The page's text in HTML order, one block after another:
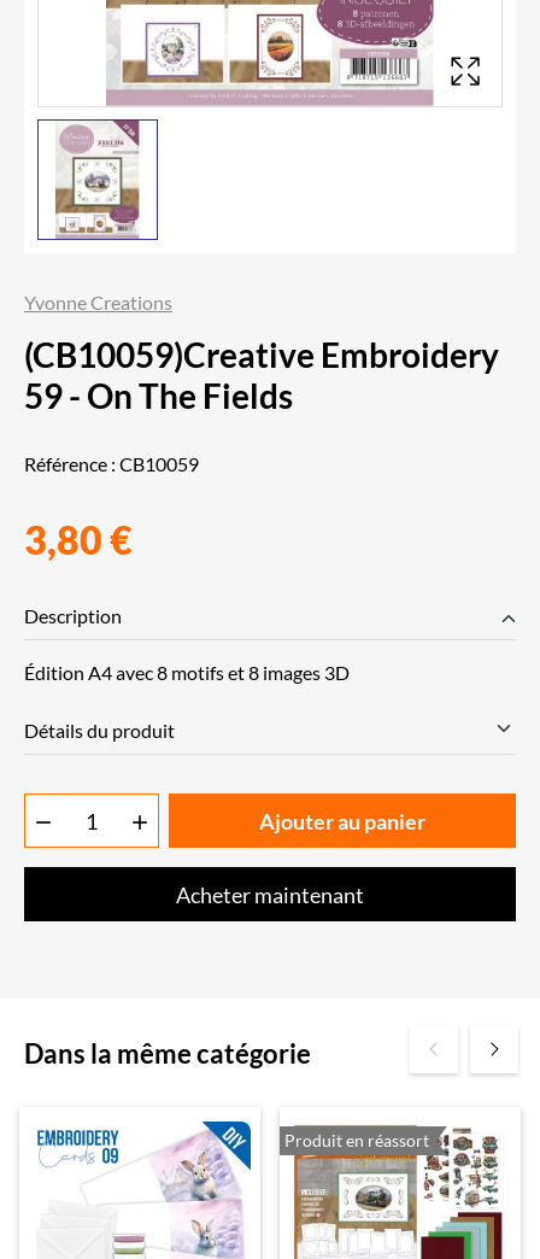
Yvonne Creations
(CB10059)Creative Embroidery
59 - On The Fields
Référence : CB10059
3,80 €
Description
Édition A4 avec 8 motifs et 8 images 3D
Détails du produit
  Ajouter au panier
Acheter maintenant
Dans la même catégorie
Produit en réassort